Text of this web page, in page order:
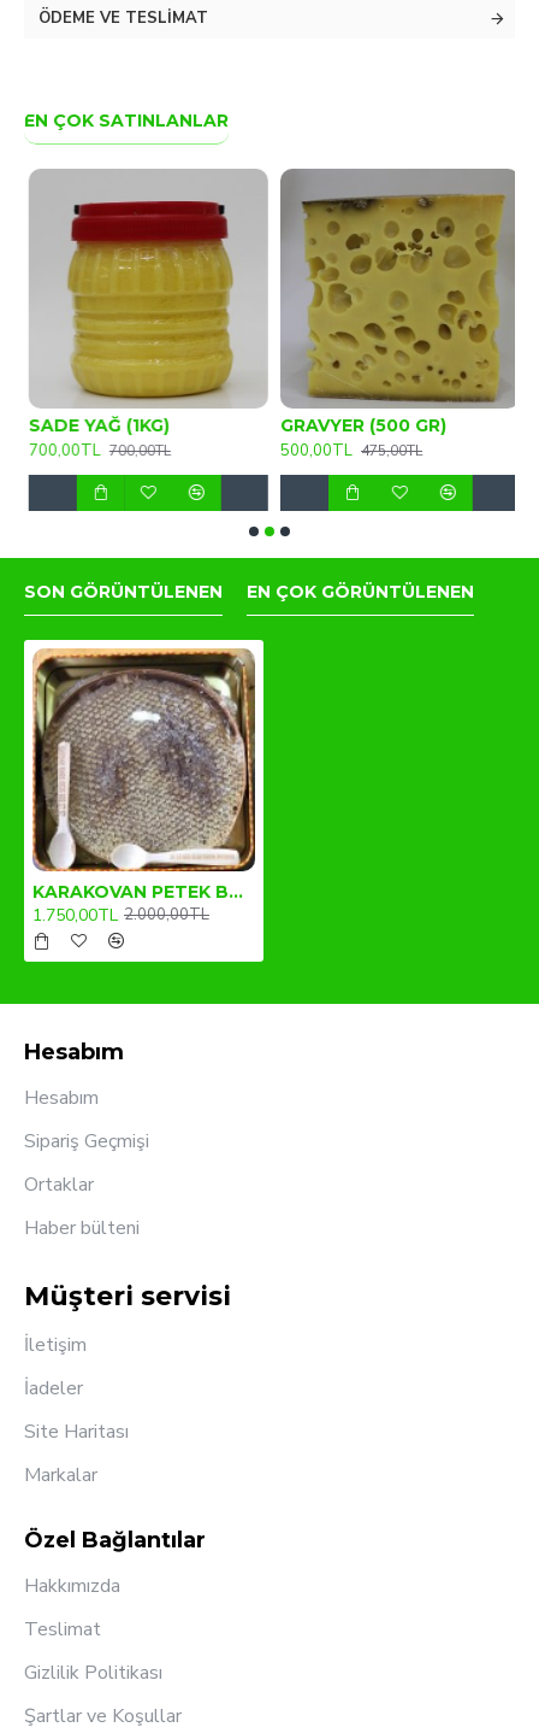
ÖDEME VE TESLIMAT
EN ÇOK SATINLANLAR
SADE YAĞ (1KG)
700,00TL
700,00TL
GRAVYER (500 GR)
500,00TL
475,00TL
SON GÖRÜNTÜLENEN EN ÇOK GÖRÜNTÜLENEN
KARAKOVAN PETEK BAL (1.3kg-1,5kg)
1.750,00TL 2.000,00TL
Hesabım
Hesabım
Sipariş Geçmişi
Ortaklar
Haber bülteni
Müşteri servisi
İletişim
İadeler
Site Haritası
Markalar
Özel Bağlantılar
Hakkımızda
Teslimat
Gizlilik Politikası
Şartlar ve Koşullar